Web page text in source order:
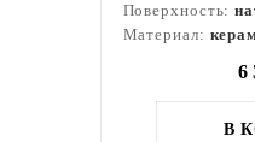
Поверхность:
Материал:
6
В